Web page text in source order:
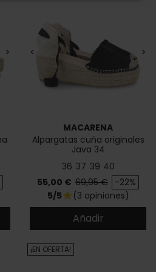
> < >
MACARENA
Alpargatas cuña originales
Java 34
36 37 39 40
Precio
55,00 € Precio base
69,95 € -22%
5/5star (3 opiniones)
Añadir
¡EN OFERTA!